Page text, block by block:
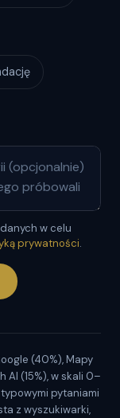
w celu
prywatności.
(40%), Mapy
AI (15%), w skali 0–
pytaniami
z wyszukiwarki,